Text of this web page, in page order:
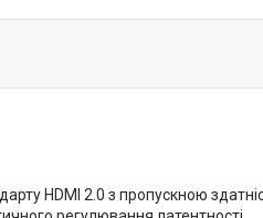
HDMI 2.0 з пропускною